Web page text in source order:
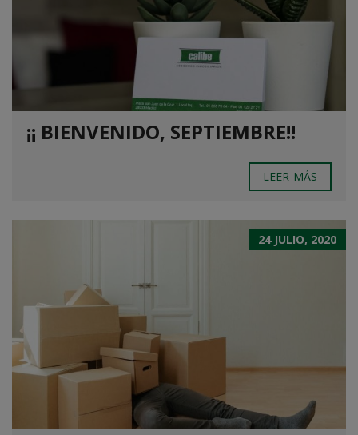
¡¡ BIENVENIDO, SEPTIEMBRE!!
LEER MÁS
24 JULIO, 2020